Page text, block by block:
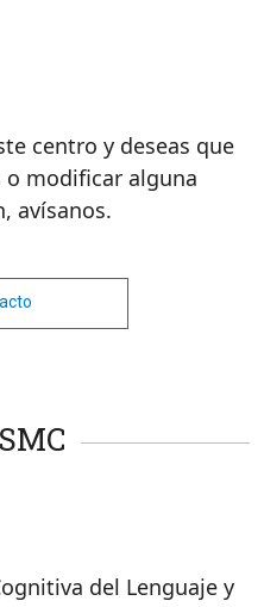
centro y deseas que
o modificar alguna
avísanos.
del Lenguaje y